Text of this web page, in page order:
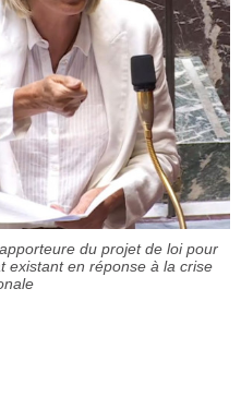
du projet de loi pour
existant en réponse à la crise